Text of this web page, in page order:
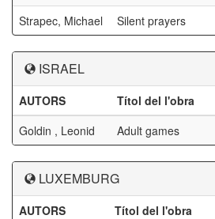
Strapec, Michael
Silent prayers
ISRAEL
AUTORS Títol del l'obra
Goldin , Leonid
Adult games
LUXEMBURG
AUTORS Títol del l'obra